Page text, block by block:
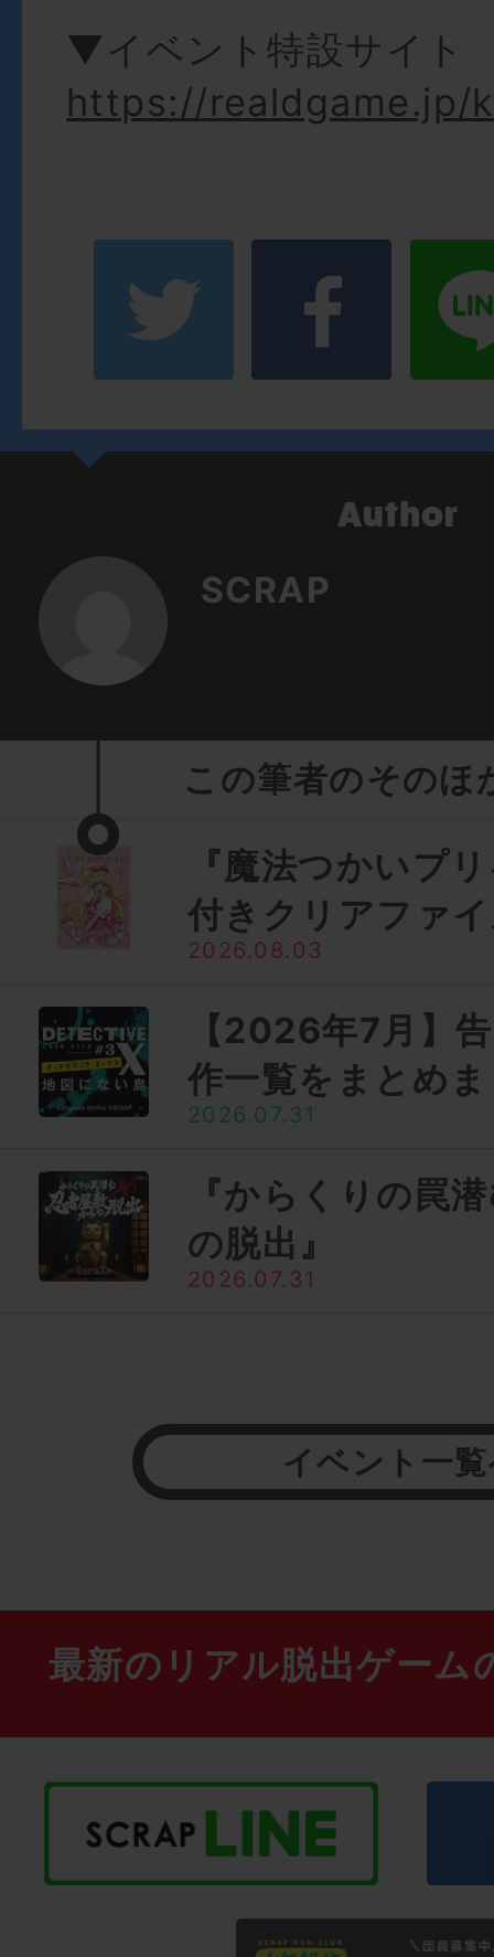
▼イベント特設サイト
https://realdgame.jp/
SCRAP
この筆者のそのほ
『魔法つかいプ
付きクリアファ
2026.08.03
【2026年7月】
作一覧をまとめ
2026.07.31
『からくりの罠
の脱出』
2026.07.31
イベント一
最新のリアル脱出ゲーム